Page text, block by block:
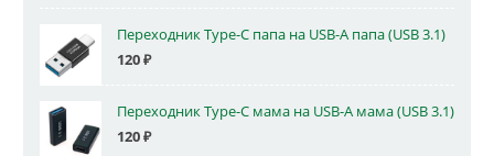
Переходник Type-C папа на USB-A папа (USB 3.1)
120₽
Переходник Type-C мама на USB-A мама (USB 3.1)
120₽